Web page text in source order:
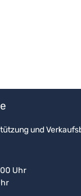
und
Uhr